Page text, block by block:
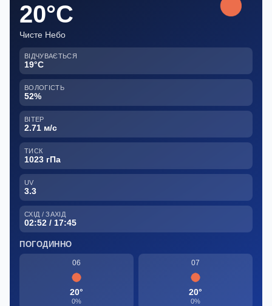
20°C
Чисте Небо
ВІДЧУВАЄТЬСЯ
19°C
ВОЛОГІСТЬ
52%
ВІТЕР
2.71 м/с
ТИСК
1023 гПа
UV
3.3
СХІД / ЗАХІД
02:52 / 17:45
ПОГОДИННО
06
20°
0%
07
20°
0%